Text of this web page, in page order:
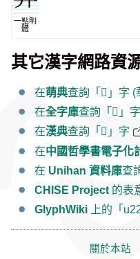
一點明
體
其它漢字網路資
在萌典查詢「𢍍」字 (
在全字庫查詢「𢍍」字
在漢典查詢「𢍍」字
在中國哲學書電子化
在 Unihan 資料庫查
CHISE Project 的表
GlyphWiki 上的「
關於本站